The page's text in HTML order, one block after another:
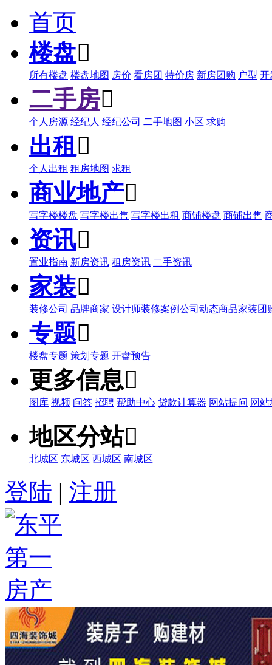
首页
楼盘
所有楼盘 楼盘地图 房价 看房团 特价房 新房团购 户型 开
二手房
个人房源 经纪人 经纪公司 二手地图 小区 求购
出租 
个人出租 租房地图 求租
商业地产
写字楼楼盘 写字楼出售 写字楼出租 商铺楼盘 商铺出售
资讯
置业指南 新房资讯 租房资讯 二手资讯
家装
装修公司 品牌商家 设计师装修案例公司动态商品家装团
专题
楼盘专题 策划专题 开盘预告
更多信息
图库 视频 问答 招聘 帮助中心 贷款计算器 网站提问 网
地区分站
北城区 东城区 西城区 南城区
登陆 | 注册